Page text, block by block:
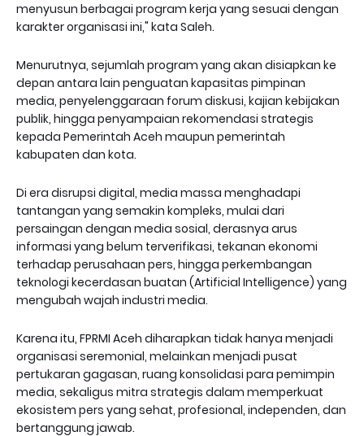
menyusun berbagai program kerja yang sesuai dengan
karakter organisasi ini," kata Saleh.
Menurutnya, sejumlah program yang akan disiapkan ke
depan antara lain penguatan kapasitas pimpinan
media, penyelenggaraan forum diskusi, kajian kebijakan
publik, hingga penyampaian rekomendasi strategis
kepada Pemerintah Aceh maupun pemerintah
kabupaten dan kota.
Di era disrupsi digital, media massa menghadapi
tantangan yang semakin kompleks, mulai dari
persaingan dengan media sosial, derasnya arus
informasi yang belum terverifikasi, tekanan ekonomi
terhadap perusahaan pers, hingga perkembangan
teknologi kecerdasan buatan (Artificial Intelligence) yang
mengubah wajah industri media.
Karena itu, FPRMI Aceh diharapkan tidak hanya menjadi
organisasi seremonial, melainkan menjadi pusat
pertukaran gagasan, ruang konsolidasi para pemimpin
media, sekaligus mitra strategis dalam memperkuat
ekosistem pers yang sehat, profesional, independen, dan
bertanggung jawab.